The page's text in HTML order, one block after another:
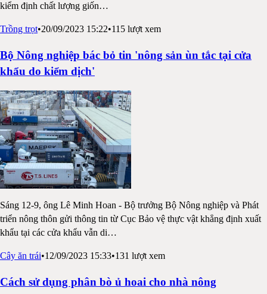
kiểm định chất lượng giốn…
Trồng trọt•20/09/2023 15:22•115 lượt xem
Bộ Nông nghiệp bác bỏ tin 'nông sản ùn tắc tại cửa
khẩu do kiểm dịch'
Sáng 12-9, ông Lê Minh Hoan - Bộ trưởng Bộ Nông nghiệp và Phát
triển nông thôn gửi thông tin từ Cục Bảo vệ thực vật khẳng định xuất
khẩu tại các cửa khẩu vẫn di…
Cây ăn trái•12/09/2023 15:33•131 lượt xem
Cách sử dụng phân bò ủ hoai cho nhà nông